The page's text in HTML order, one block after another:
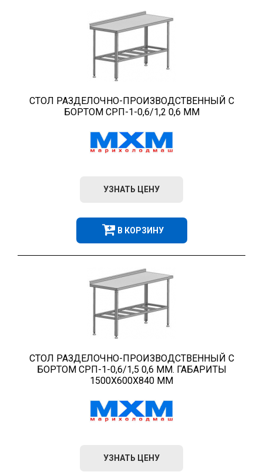
СТОЛ РАЗДЕЛОЧНО-ПРОИЗВОДСТВЕННЫЙ С
БОРТОМ СРП-1-0,6/1,2 0,6 ММ
УЗНАТЬ ЦЕНУ
В КОРЗИНУ
СТОЛ РАЗДЕЛОЧНО-ПРОИЗВОДСТВЕННЫЙ С
БОРТОМ СРП-1-0,6/1,5 0,6 ММ. ГАБАРИТЫ
1500Х600Х840 ММ
УЗНАТЬ ЦЕНУ